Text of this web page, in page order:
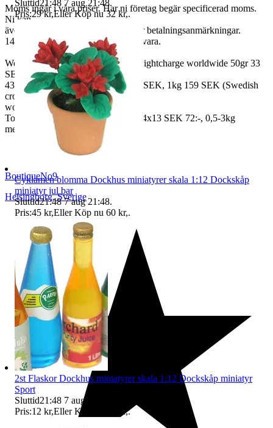
Moms ingår i våra priser. Har ni företag begär specificerad moms.
Ni kan
även fråga om faktura om ni inte har betalningsanmärkningar.
14 dagars full returrätt vid oanvänd vara.
We also ship abroad worldwide. Freightcharge worldwide 50gr 33
SEK, 100 gr
43 SEK, 250gr 85 SEK, 0,5kg 109 SEK, 1kg 159 SEK (Swedish
crown
worldwide price freight)
To Denmark 0,5-3kg measure 35x24x13 SEK 72:-, 0,5-3kg
measure 40x40x140cm SEK 144:-
BoutiqueNo9
Helsingborg,Sverige
Sluttid21:48 7 aug 21:48.
Pris:29 kr,Eller Köp nu 32 kr,.
Cyklamen blomma Dockhus miniatyrer skala 1:12 Dockskåp
miniatyr jul bar
Sluttid21:48 7 aug 21:48.
Pris:45 kr,Eller Köp nu 60 kr,.
2st Flaskor Dockhus miniatyrer skala 1:12 Dockskåp miniatyr
Sport
Sluttid21:48 7 aug 21:48
Pris:12 kr,Eller Köp nu 17 kr,.